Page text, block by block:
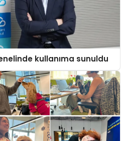
kullanıma sunuldu